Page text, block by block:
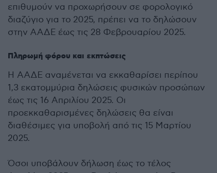
επιθυμούν να προχωρήσουν σε φορολογικό
διαζύγιο για το 2025, πρέπει να το δηλώσουν
στην ΑΑΔΕ έως τις 28 Φεβρουαρίου 2025.
Πληρωμή φόρου και εκπτώσεις
Η ΑΑΔΕ αναμένεται να εκκαθαρίσει περίπου
1,3 εκατομμύρια δηλώσεις φυσικών προσώπων
έως τις 16 Απριλίου 2025. Οι
προεκκαθαρισμένες δηλώσεις θα είναι
διαθέσιμες για υποβολή από τις 15 Μαρτίου
2025.
Όσοι υποβάλουν δήλωση έως το τέλος